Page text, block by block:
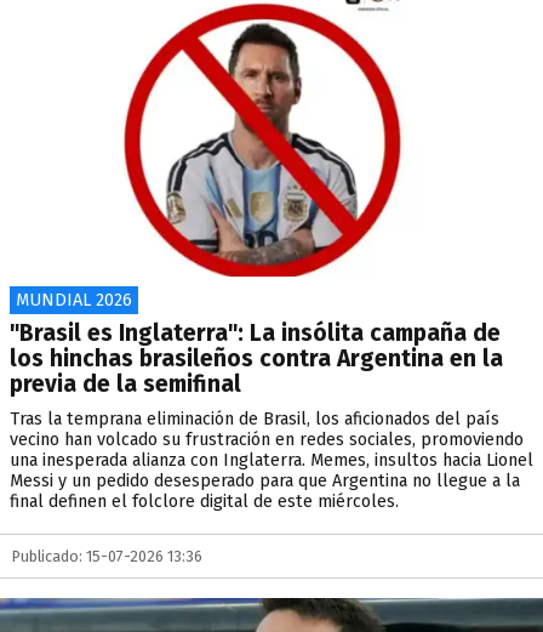
MUNDIAL 2026
"Brasil es Inglaterra": La insólita campaña de
los hinchas brasileños contra Argentina en la
previa de la semifinal
Tras la temprana eliminación de Brasil, los aficionados del país
vecino han volcado su frustración en redes sociales, promoviendo
una inesperada alianza con Inglaterra. Memes, insultos hacia Lionel
Messi y un pedido desesperado para que Argentina no llegue a la
final definen el folclore digital de este miércoles.
Publicado: 15-07-2026 13:36